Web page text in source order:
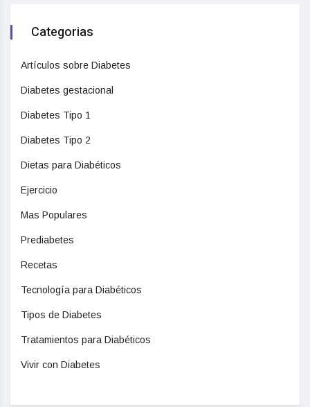
Categorias
Artículos sobre Diabetes
Diabetes gestacional
Diabetes Tipo 1
Diabetes Tipo 2
Dietas para Diabéticos
Ejercicio
Mas Populares
Prediabetes
Recetas
Tecnología para Diabéticos
Tipos de Diabetes
Tratamientos para Diabéticos
Vivir con Diabetes